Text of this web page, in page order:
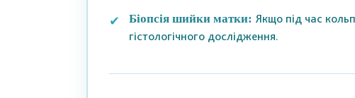
Біопсія шийки матки: Якщо під час
гістологічного дослідження.